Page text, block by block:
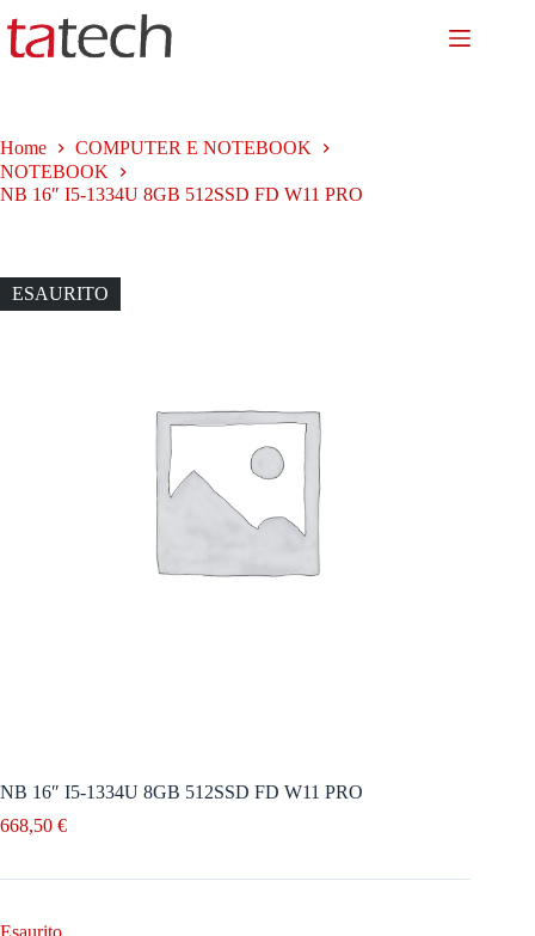
al
contenuto
Home
COMPUTER E NOTEBOOK
NOTEBOOK
NB 16″ I5-1334U 8GB 512SSD FD W11 PRO
ESAURITO
NB 16″ I5-1334U 8GB 512SSD FD W11 PRO
668,50 €